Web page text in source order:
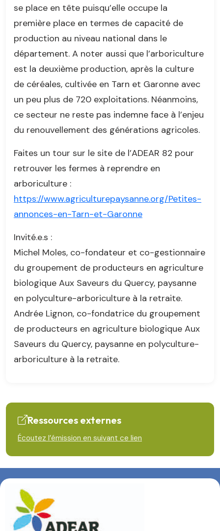
se place en tête puisqu’elle occupe la
première place en termes de capacité de
production au niveau national dans le
département. A noter aussi que l’arboriculture
est la deuxième production, après la culture
de céréales, cultivée en Tarn et Garonne avec
un peu plus de 720 exploitations. Néanmoins,
ce secteur ne reste pas indemne face à l’enjeu
du renouvellement des générations agricoles.
Faites un tour sur le site de l’ADEAR 82 pour
retrouver les fermes à reprendre en
arboriculture :
https://www.agriculturepaysanne.org/Petites-
annonces-en-Tarn-et-Garonne
Invité.e.s :
Michel Moles, co-fondateur et co-gestionnaire
du groupement de producteurs en agriculture
biologique Aux Saveurs du Quercy, paysanne
en polyculture-arboriculture à la retraite.
Andrée Lignon, co-fondatrice du groupement
de producteurs en agriculture biologique Aux
Saveurs du Quercy, paysanne en polyculture-
arboriculture à la retraite.
Ressources externes
Écoutez l’émission en suivant ce lien